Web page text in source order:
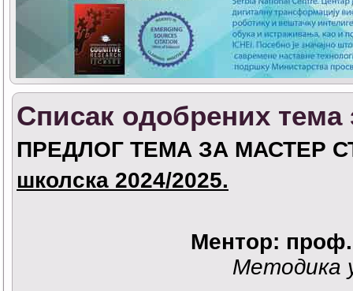
Списак одобрених тема
ПРЕДЛОГ ТЕМА ЗА МАСТЕР
школска 2024/2025.
Ментор:
Методика